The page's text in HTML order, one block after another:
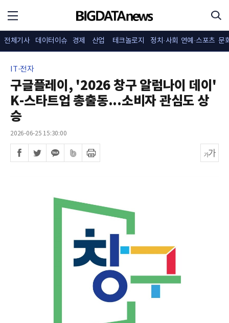
전체기사 데이터이슈 경제 산업 테크놀로지 정치·사회 연예·스포츠 문
IT·전자
구글플레이, '2026 창구 알럼나이 데이'
K-스타트업 총출동...소비자 관심도 상
승
2026-06-25 15:30:00